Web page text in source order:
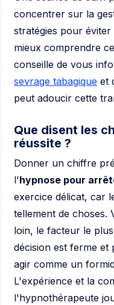
concentrer sur la
stratégies pour
mieux comprendre
conseille de vous
sevrage tabagique et
peut adoucir cette
Que disent les
réussite ?
Donner un chiffre
l'hypnose pour
exercice délicat, car
tellement de choses.
loin, le facteur le
décision est ferme
agir comme un
L'expérience et la
l'hypnothérapeute